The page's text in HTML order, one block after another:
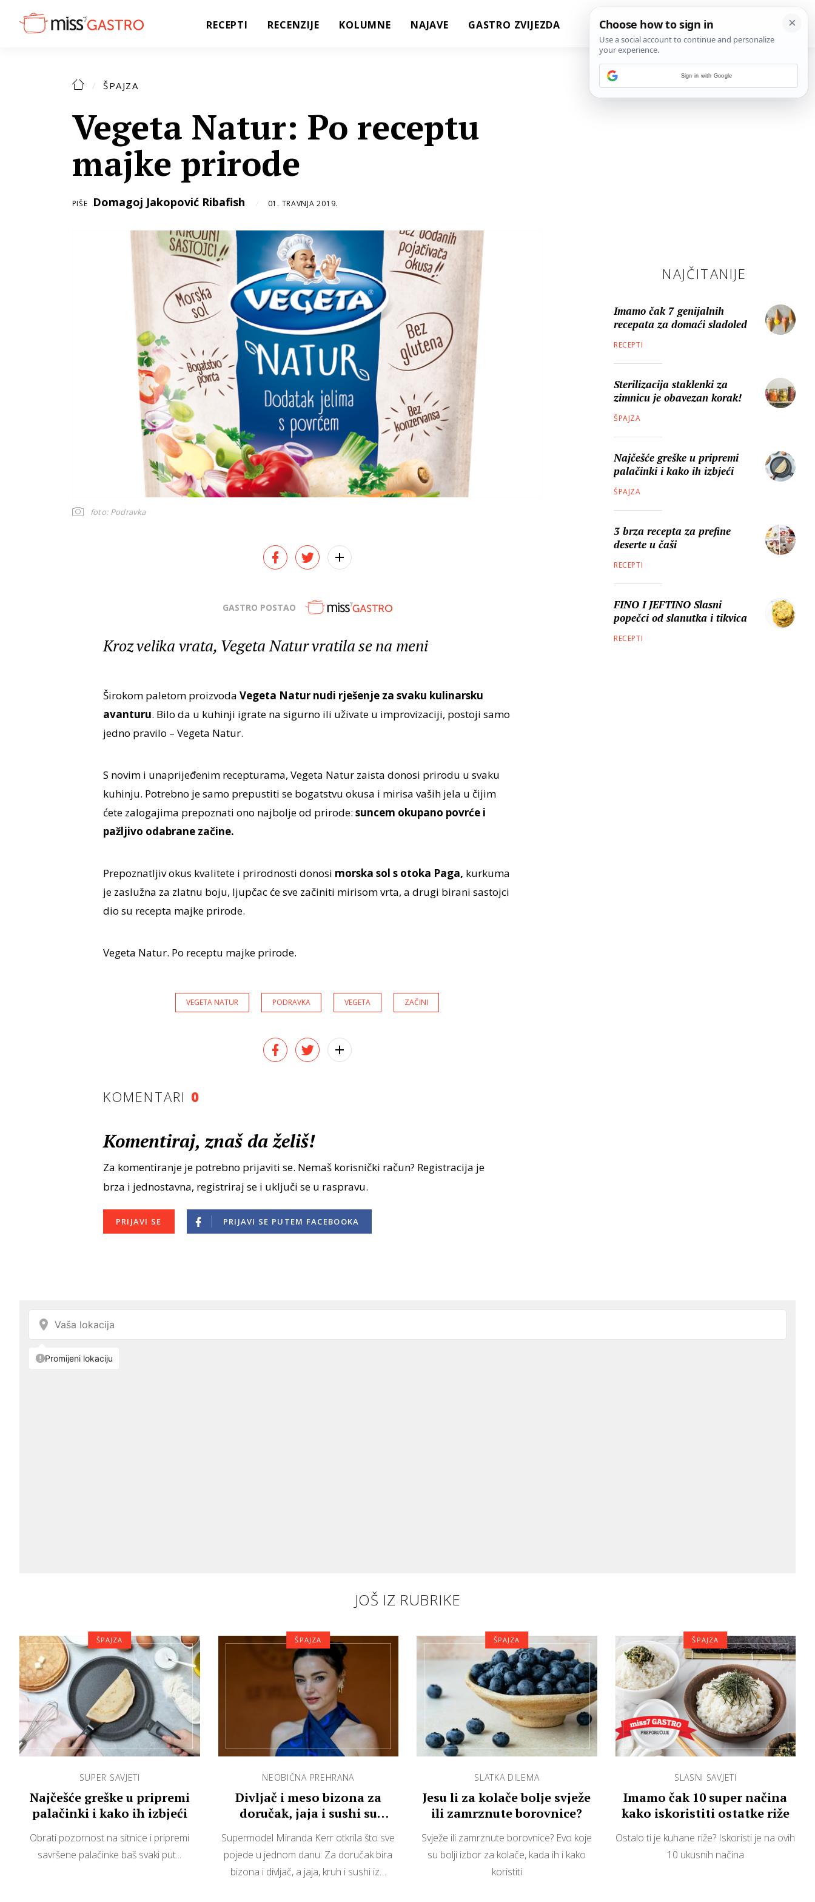
RECEPTI RECENZIJE KOLUMNE NAJAVE GASTRO ZVIJEZDA
ŠPAJZA
Vegeta Natur: Po receptu
majke prirode
PIŠE Domagoj Jakopović Ribafish 01. TRAVNJA 2019.
foto: Podravka
GASTRO POSTAO
Kroz velika vrata, Vegeta Natur vratila se na meni
Širokom paletom proizvoda Vegeta Natur nudi rješenje za svaku kulinarsku
avanturu. Bilo da u kuhinji igrate na sigurno ili uživate u improvizaciji, postoji samo
jedno pravilo – Vegeta Natur.
S novim i unaprijeđenim recepturama, Vegeta Natur zaista donosi prirodu u svaku
kuhinju. Potrebno je samo prepustiti se bogatstvu okusa i mirisa vaših jela u čijim
ćete zalogajima prepoznati ono najbolje od prirode: suncem okupano povrće i
pažljivo odabrane začine.
Prepoznatljiv okus kvalitete i prirodnosti donosi morska sol s otoka Paga, kurkuma
je zaslužna za zlatnu boju, ljupčac će sve začiniti mirisom vrta, a drugi birani sastojci
dio su recepta majke prirode.
Vegeta Natur. Po receptu majke prirode.
VEGETA NATUR PODRAVKA VEGETA ZAČINI
KOMENTARI 0
Komentiraj, znaš da želiš!
Za komentiranje je potrebno prijaviti se. Nemaš korisnički račun? Registracija je
brza i jednostavna, registriraj se i uključi se u raspravu.
PRIJAVI SE PRIJAVI SE PUTEM FACEBOOKA
NAJČITANIJE
Imamo čak 7 genijalnih
recepata za domaći sladoled
RECEPTI
Sterilizacija staklenki za
zimnicu je obavezan korak!
ŠPAJZA
Najčešće greške u pripremi
palačinki i kako ih izbjeći
ŠPAJZA
3 brza recepta za prefine
deserte u čaši
RECEPTI
FINO I JEFTINO Slasni
popečci od slanutka i tikvica
RECEPTI
JOŠ IZ RUBRIKE
SUPER SAVJETI
Najčešće greške u pripremi
palačinki i kako ih izbjeći
Obrati pozornost na sitnice i pripremi
savršene palačinke baš svaki put...
ŠPAJZA
NEOBIČNA PREHRANA
Divljač i meso bizona za
doručak, jaja i sushi su
Mira…
Supermodel Miranda Kerr otkrila što sve
pojede u jednom danu: Za doručak bira
bizona i divljač, a jaja, kruh i sushi iz…
ŠPAJZA
SLATKA DILEMA
Jesu li za kolače bolje svježe
ili zamrznute borovnice?
Svježe ili zamrznute borovnice? Evo koje
su bolji izbor za kolače, kada ih i kako
koristiti
ŠPAJZA
SLASNI SAVJETI
Imamo čak 10 super načina
kako iskoristiti ostatke riže
Ostalo ti je kuhane riže? Iskoristi je na ovih
10 ukusnih načina
ŠPAJZA
Sign in with Google